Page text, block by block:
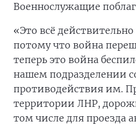
Военнослужащие
«Это всё
потому что война
теперь это война
нашем подразделении
противодействия им.
территории ЛНР,
том числе для проезда